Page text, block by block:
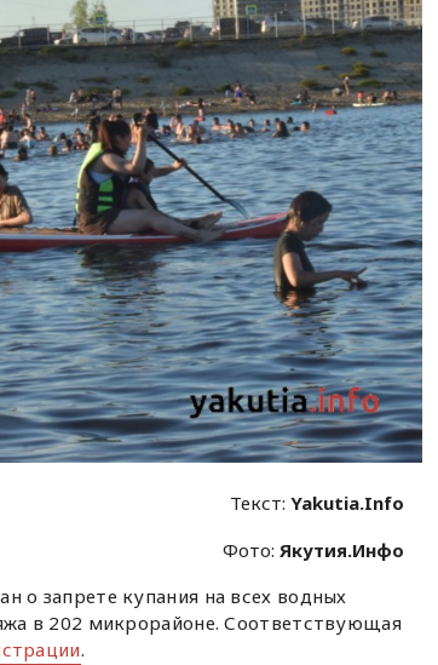
Текст:Yakutia.Info
Фото:Якутия.Инфо
о запрете купания на всех водных
в 202 микрорайоне. Соответствующая
.